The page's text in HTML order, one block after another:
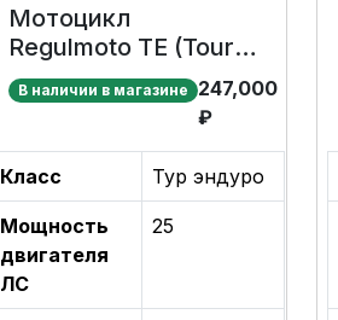
Мотоцикл
Regulmoto TE (Tour
Enduro) PR 6
скоростей
В наличии в магазине 247,000
₽
Класс Тур эндуро
Мощность
двигателя
ЛС
25